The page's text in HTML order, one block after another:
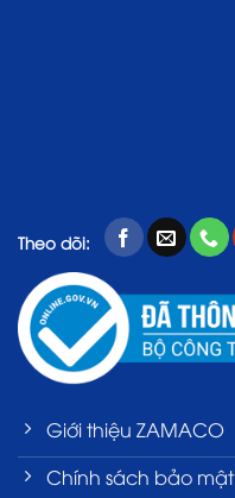
Theo dõi:
Giới thiệu ZAMACO
Chính sách bảo mật